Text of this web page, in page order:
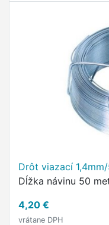
Drôt viazací
Dĺžka návinu 50
4,20 €
vrátane DPH